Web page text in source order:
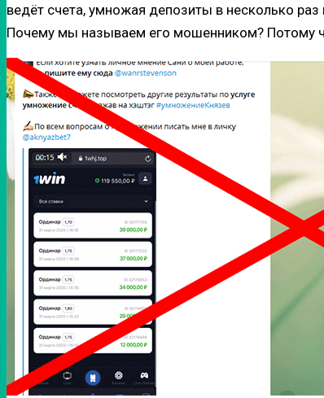
ведёт счета, умножая депозиты в несколько
Почему мы называем его мошенником? Потому